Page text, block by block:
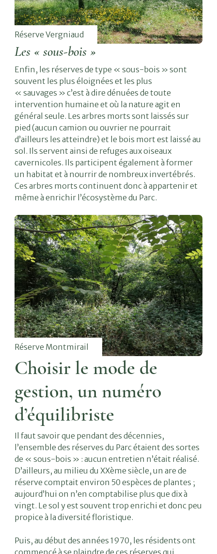
Réserve Vergniaud
Les « sous-bois »
Enfin, les réserves de type « sous-bois » sont
souvent les plus éloignées et les plus
« sauvages » c’est à dire dénuées de toute
intervention humaine et où la nature agit en
général seule. Les arbres morts sont laissés sur
pied (aucun camion ou ouvrier ne pourrait
d’ailleurs les atteindre) et le bois mort est laissé au
sol. Ils servent ainsi de refuges aux oiseaux
cavernicoles. Ils participent également à former
un habitat et à nourrir de nombreux invertébrés.
Ces arbres morts continuent donc à appartenir et
même à enrichir l’écosystème du Parc.
Réserve Montmirail
Choisir le mode de
gestion, un numéro
d’équilibriste
Il faut savoir que pendant des décennies,
l’ensemble des réserves du Parc étaient des sortes
de « sous-bois » : aucun entretien n’était réalisé.
D’ailleurs, au milieu du XXème siècle, un are de
réserve comptait environ 50 espèces de plantes ;
aujourd’hui on n’en comptabilise plus que dix à
vingt. Le sol y est souvent trop enrichi et donc peu
propice à la diversité floristique.
Puis, au début des années 1970, les résidents ont